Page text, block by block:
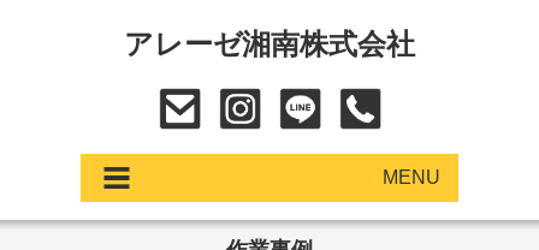
アレーゼ湘南株式会社
MENU